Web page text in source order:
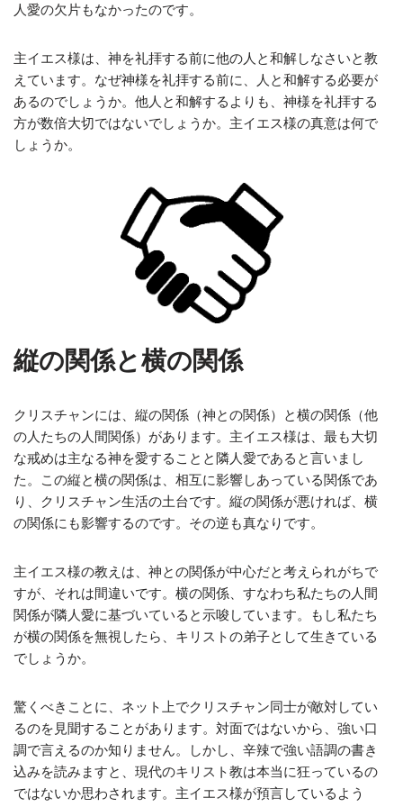
人愛の欠片もなかったのです。
主イエス様は、神を礼拝する前に他の人と和解しなさいと教
えています。なぜ神様を礼拝する前に、人と和解する必要が
あるのでしょうか。他人と和解するよりも、神様を礼拝する
方が数倍大切ではないでしょうか。主イエス様の真意は何で
しょうか。
縦の関係と横の関係
クリスチャンには、縦の関係（神との関係）と横の関係（他
の人たちの人間関係）があります。主イエス様は、最も大切
な戒めは主なる神を愛することと隣人愛であると言いまし
た。この縦と横の関係は、相互に影響しあっている関係であ
り、クリスチャン生活の土台です。縦の関係が悪ければ、横
の関係にも影響するのです。その逆も真なりです。
主イエス様の教えは、神との関係が中心だと考えられがちで
すが、それは間違いです。横の関係、すなわち私たちの人間
関係が隣人愛に基づいていると示唆しています。もし私たち
が横の関係を無視したら、キリストの弟子として生きている
でしょうか。
驚くべきことに、ネット上でクリスチャン同士が敵対してい
るのを見聞することがあります。対面ではないから、強い口
調で言えるのか知りません。しかし、辛辣で強い語調の書き
込みを読みますと、現代のキリスト教は本当に狂っているの
ではないか思わされます。主イエス様が預言しているよう